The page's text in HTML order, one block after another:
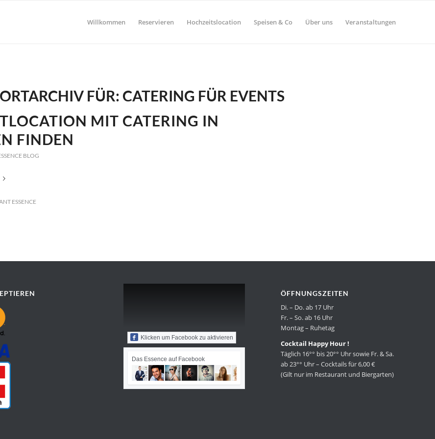
Willkommen Reservieren Hochzeitslocation Speisen & Co Über uns Veranstaltungen
FÜR: CATERING FÜR EVENTS
MIT CATERING IN
FINDEN
BLOG
ESSENCE
Klicken um Facebook zu aktivieren
Das Essence auf Facebook
ÖFFNUNGSZEITEN
Di. – Do. ab 17 Uhr
Fr. – So. ab 16 Uhr
Montag – Ruhetag
Cocktail Happy Hour !
Täglich 16°° bis 20°° Uhr sowie Fr. & Sa.
ab 23°° Uhr – Cocktails für 6,00 €
(Gilt nur im Restaurant und Biergarten)